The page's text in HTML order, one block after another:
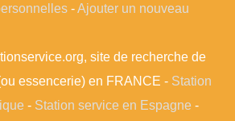
-Ajouter un nouveau
site de recherche de
essencerie) en FRANCE - Station
- Station service en Espagne -